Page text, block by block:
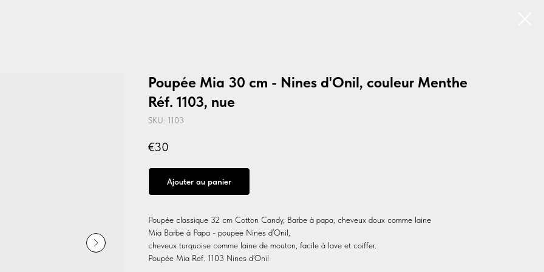
Poupée Mia 30 cm - Nines d'Onil, couleur Menthe
Réf. 1103, nue
SKU: 1103
€30
Ajouter au panier
Poupée classique 32 cm Cotton Candy, Barbe à papa, cheveux doux comme laine
Mia Barbe à Papa - poupee Nines d’Onil,
cheveux turquoise comme laine de mouton, facile à lave et coiffer.
Poupée Mia Ref. 1103 Nines d’Onil